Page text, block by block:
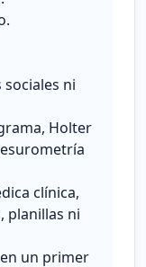
ni
Holter
clínica,
planillas ni
un primer